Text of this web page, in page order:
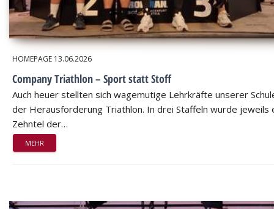
HOMEPAGE 13.06.2026
Company Triathlon – Sport statt Stoff
Auch heuer stellten sich wagemutige Lehrkräfte unserer
der Herausforderung Triathlon. In drei Staffeln wurde jeweils
Zehntel der…
MEHR